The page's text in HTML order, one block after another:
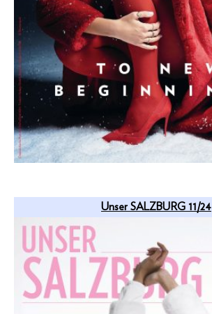
Unser SALZBURG 11/24